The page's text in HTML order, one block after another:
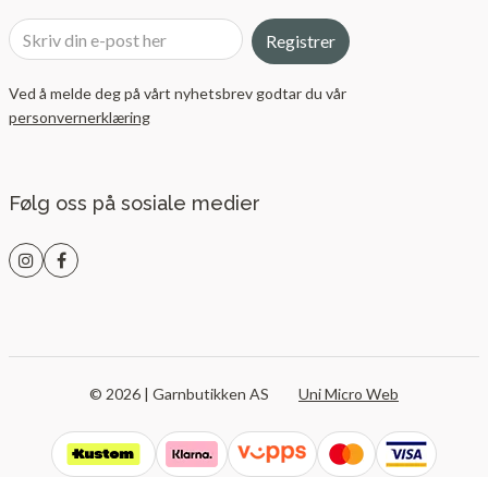
Registrer
Ved å melde deg på vårt nyhetsbrev godtar du vår
personvernerklæring
Følg oss på sosiale medier
© 2026 | Garnbutikken AS Uni Micro Web